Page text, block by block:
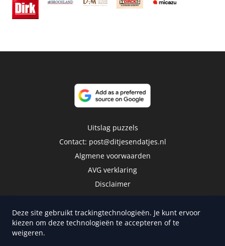
Uitslag puzzels
Contact: post@ditjesendatjes.nl
Algmene voorwaarden
AVG verklaring
Disclaimer
Deze site gebruikt trackingtechnologieën. Je kunt ervoor
kiezen om deze technologieën te accepteren of te
weigeren.